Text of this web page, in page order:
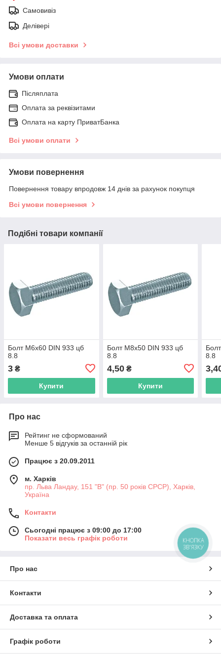
Самовивіз
Делівері
Всі умови доставки
Умови оплати
Післяплата
Оплата за реквізитами
Оплата на карту ПриватБанка
Всі умови оплати
Умови повернення
Повернення товару впродовж 14 днів за рахунок покупця
Всі умови повернення
Подібні товари компанії
Болт М6х60 DIN 933 цб
8.8
3 ₴
Купити
Болт М8х50 DIN 933 цб
8.8
4,50₴
Купити
8.8
Про нас
Рейтинг не сформований
Менше 5 відгуків за останній рік
Працює з 20.09.2011
м. Харків
пр. Льва Ландау, 151 "В" (пр. 50 років СРСР), Харків,
Україна
Контакти
Сьогодні працює з 09:00 до 17:00
Показати весь графік роботи
Про нас
Контакти
Доставка та оплата
Графік роботи
КНОПКА
ЗВ'ЯЗКУ